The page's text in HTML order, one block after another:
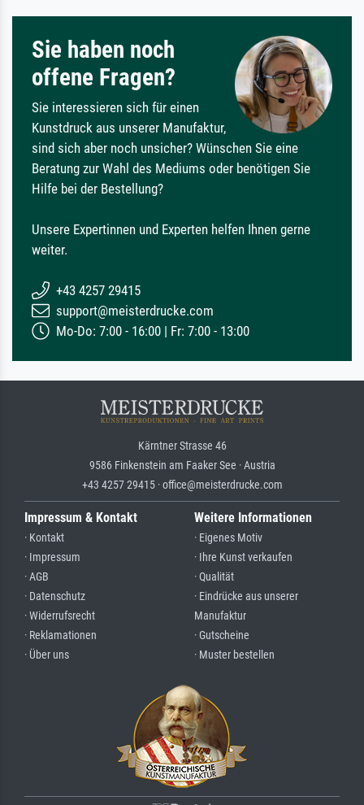
Sie haben noch
offene Fragen?
Sie interessieren sich für einen
Kunstdruck aus unserer Manufaktur,
sind sich aber noch unsicher? Wünschen Sie eine
Beratung zur Wahl des Mediums oder benötigen Sie
Hilfe bei der Bestellung?
Unsere Expertinnen und Experten helfen Ihnen gerne
weiter.
+43 4257 29415
support@meisterdrucke.com
Mo-Do: 7:00 - 16:00 | Fr: 7:00 - 13:00
Kärntner Strasse 46
9586 Finkenstein am Faaker See · Austria
+43 4257 29415 · office@meisterdrucke.com
Impressum & Kontakt
· Kontakt
· Impressum
· AGB
· Datenschutz
· Widerrufsrecht
· Reklamationen
· Über uns
Weitere Informationen
· Eigenes Motiv
· Ihre Kunst verkaufen
· Qualität
· Eindrücke aus unserer
Manufaktur
· Gutscheine
· Muster bestellen